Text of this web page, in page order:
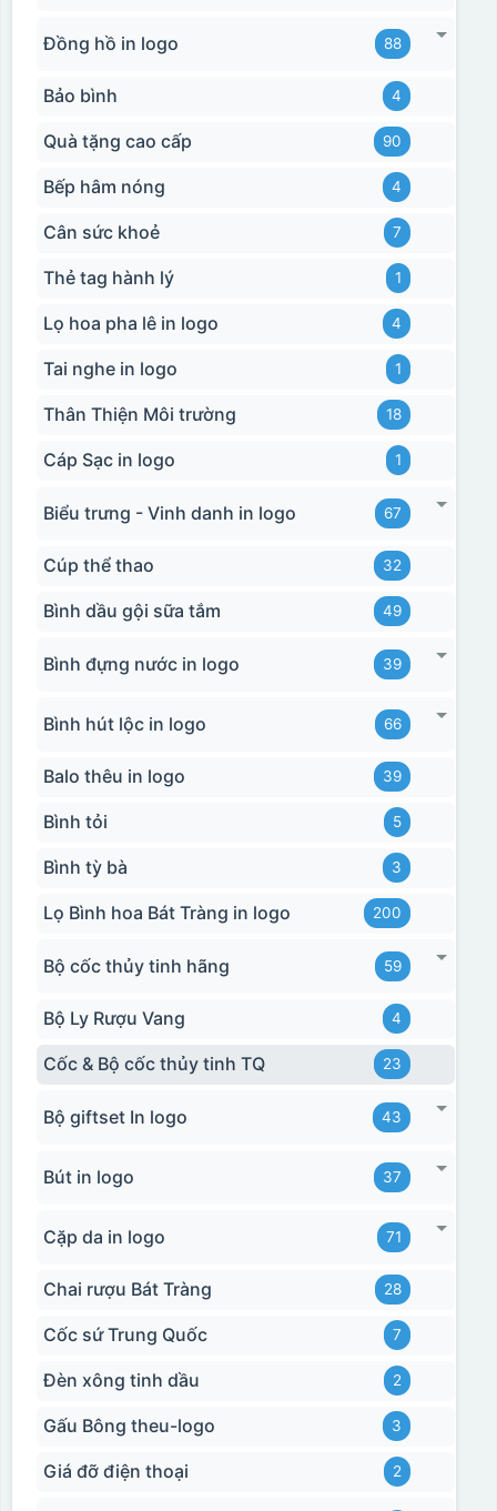
Đồng hồ in logo 88
Bảo bình 4
Quà tặng cao cấp 90
Bếp hâm nóng 4
Cân sức khoẻ 7
Thẻ tag hành lý 1
Lọ hoa pha lê in logo 4
Tai nghe in logo 1
Thân Thiện Môi trường 18
Cáp Sạc in logo 1
Biểu trưng - Vinh danh in logo 67
Cúp thể thao 32
Bình dầu gội sữa tắm 49
Bình đựng nước in logo 39
Bình hút lộc in logo 66
Balo thêu in logo 39
Bình tỏi 5
Bình tỳ bà 3
Lọ Bình hoa Bát Tràng in logo 200
Bộ cốc thủy tinh hãng 59
Bộ Ly Rượu Vang 4
Cốc & Bộ cốc thủy tinh TQ 23
Bộ giftset In logo 43
Bút in logo 37
Cặp da in logo 71
Chai rượu Bát Tràng 28
Cốc sứ Trung Quốc 7
Đèn xông tinh dầu 2
Gấu Bông theu-logo 3
Giá đỡ điện thoại 2